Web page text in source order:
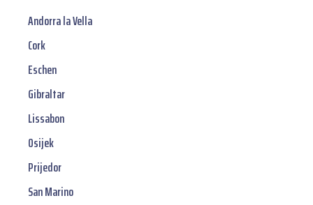
Andorra la Vella
Cork
Eschen
Gibraltar
Lissabon
Osijek
Prijedor
San Marino